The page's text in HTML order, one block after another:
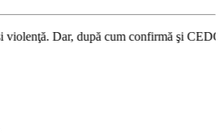
după cum confirmă şi CEDO în cazul